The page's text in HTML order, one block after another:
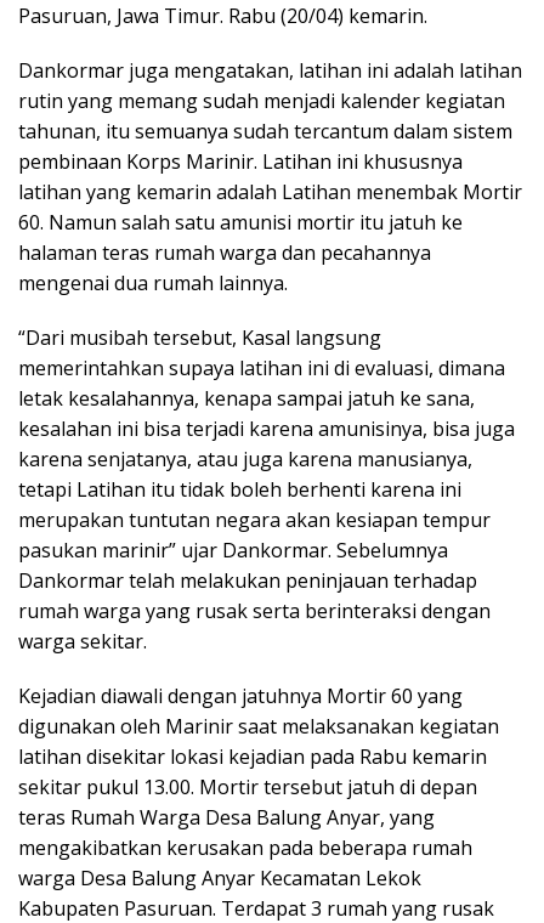
Pasuruan, Jawa Timur. Rabu (20/04) kemarin.
Dankormar juga mengatakan, latihan ini adalah latihan
rutin yang memang sudah menjadi kalender kegiatan
tahunan, itu semuanya sudah tercantum dalam sistem
pembinaan Korps Marinir. Latihan ini khususnya
latihan yang kemarin adalah Latihan menembak Mortir
60. Namun salah satu amunisi mortir itu jatuh ke
halaman teras rumah warga dan pecahannya
mengenai dua rumah lainnya.
“Dari musibah tersebut, Kasal langsung
memerintahkan supaya latihan ini di evaluasi, dimana
letak kesalahannya, kenapa sampai jatuh ke sana,
kesalahan ini bisa terjadi karena amunisinya, bisa juga
karena senjatanya, atau juga karena manusianya,
tetapi Latihan itu tidak boleh berhenti karena ini
merupakan tuntutan negara akan kesiapan tempur
pasukan marinir” ujar Dankormar. Sebelumnya
Dankormar telah melakukan peninjauan terhadap
rumah warga yang rusak serta berinteraksi dengan
warga sekitar.
Kejadian diawali dengan jatuhnya Mortir 60 yang
digunakan oleh Marinir saat melaksanakan kegiatan
latihan disekitar lokasi kejadian pada Rabu kemarin
sekitar pukul 13.00. Mortir tersebut jatuh di depan
teras Rumah Warga Desa Balung Anyar, yang
mengakibatkan kerusakan pada beberapa rumah
warga Desa Balung Anyar Kecamatan Lekok
Kabupaten Pasuruan. Terdapat 3 rumah yang rusak